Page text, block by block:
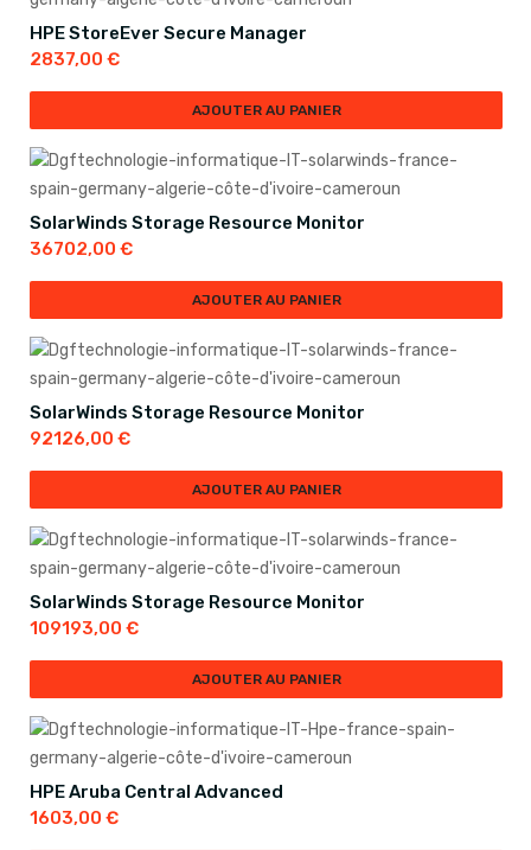
HPE StoreEver Secure Manager
2837,00 €
AJOUTER AU PANIER
SolarWinds Storage Resource Monitor
36702,00 €
AJOUTER AU PANIER
SolarWinds Storage Resource Monitor
92126,00 €
AJOUTER AU PANIER
SolarWinds Storage Resource Monitor
109193,00 €
AJOUTER AU PANIER
HPE Aruba Central Advanced
1603,00 €